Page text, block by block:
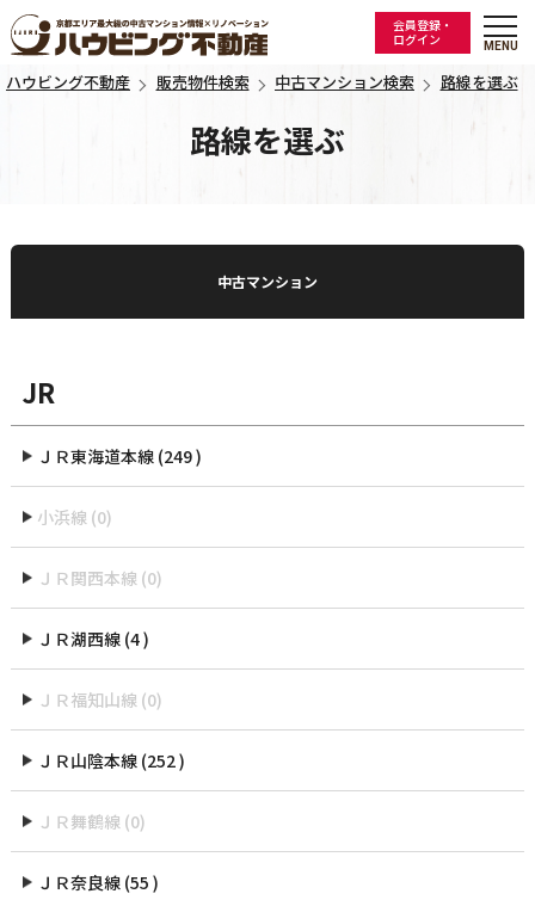
会員登録・
ログイン
ハウビング不動産 販売物件検索 中古マンション検索 路線を選ぶ
路線を選ぶ
中古マンション
JR
ＪＲ東海道本線 (249 )
小浜線 (0)
ＪＲ関西本線 (0)
ＪＲ湖西線 (4 )
ＪＲ福知山線 (0)
ＪＲ山陰本線 (252 )
ＪＲ舞鶴線 (0)
ＪＲ奈良線 (55 )